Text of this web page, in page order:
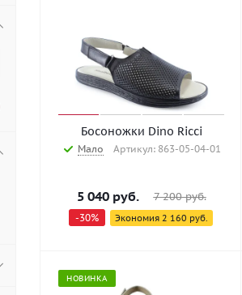
Босоножки Dino Ricci
Мало Артикул: 863-05-04-01
5 040руб. 7 200руб.
-30% Экономия 2 160 руб.
НОВИНКА